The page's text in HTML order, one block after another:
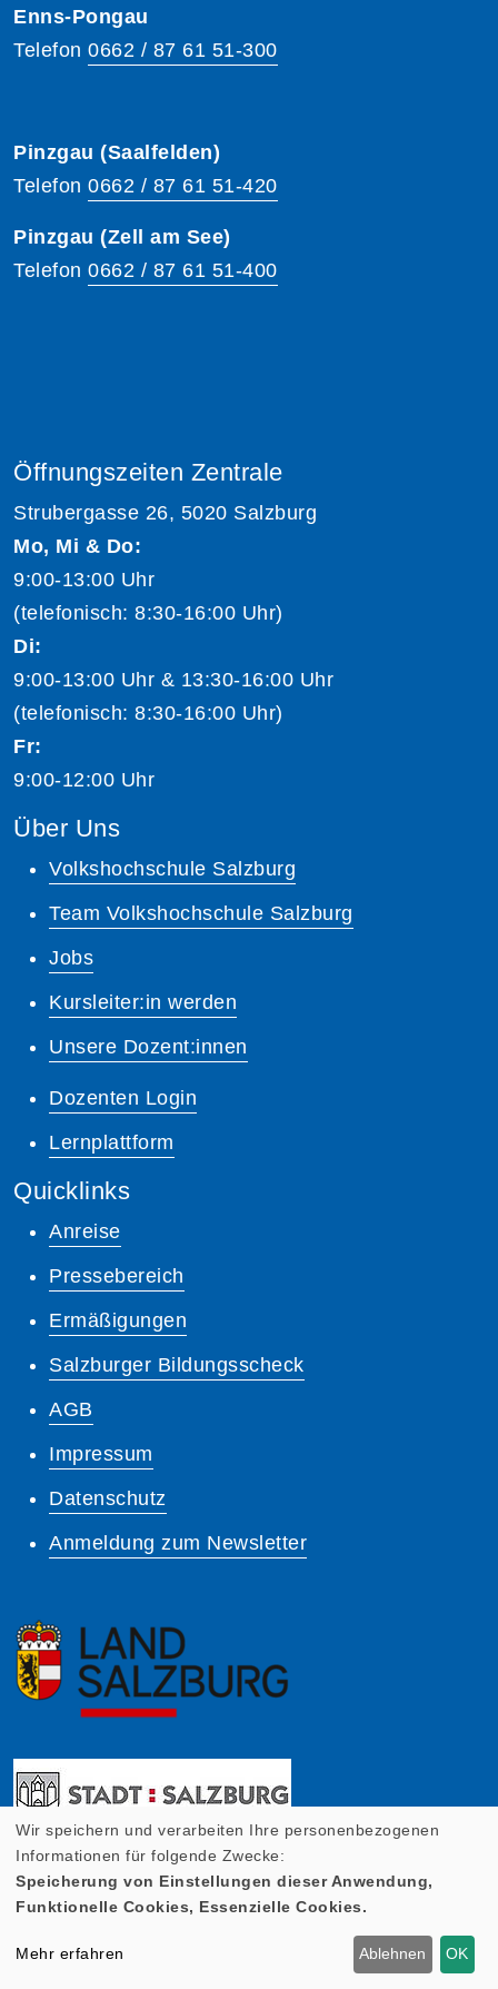
Enns-Pongau
Telefon 0662 / 87 61 51-300
Pinzgau (Saalfelden)
Telefon 0662 / 87 61 51-420
Pinzgau (Zell am See)
Telefon 0662 / 87 61 51-400
Öffnungszeiten Zentrale
Strubergasse 26, 5020 Salzburg
Mo, Mi & Do:
9:00-13:00 Uhr
(telefonisch: 8:30-16:00 Uhr)
Di:
9:00-13:00 Uhr & 13:30-16:00 Uhr
(telefonisch: 8:30-16:00 Uhr)
Fr:
9:00-12:00 Uhr
Über Uns
Volkshochschule Salzburg
Team Volkshochschule Salzburg
Jobs
Kursleiter:in werden
Unsere Dozent:innen
Dozenten Login
Lernplattform
Quicklinks
Anreise
Pressebereich
Ermäßigungen
Salzburger Bildungsscheck
AGB
Impressum
Datenschutz
Anmeldung zum Newsletter
Wir speichern und verarbeiten Ihre personenbezogenen
Informationen für folgende Zwecke:
Speicherung von Einstellungen dieser Anwendung,
Funktionelle Cookies, Essenzielle Cookies.
Mehr erfahren Ablehnen OK